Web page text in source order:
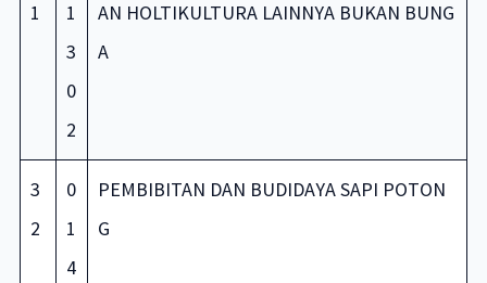
1
1
3
0
2
AN HOLTIKULTURA LAINNYA BUKAN BUNG
A
3
2
0
1
4
PEMBIBITAN DAN BUDIDAYA SAPI POTON
G